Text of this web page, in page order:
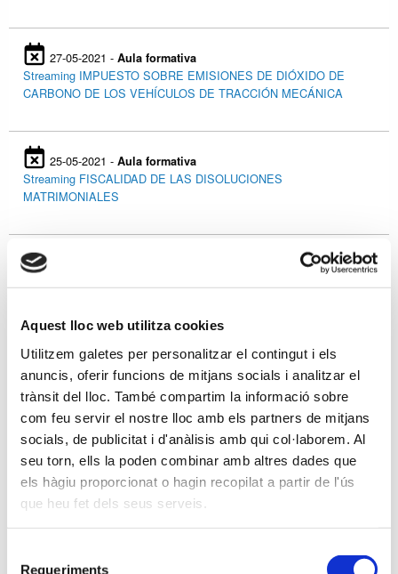
Aquest lloc web utilitza cookies
Utilitzem galetes per personalitzar el contingut i els
anuncis, oferir funcions de mitjans socials i analitzar el
trànsit del lloc. També compartim la informació sobre
com feu servir el nostre lloc amb els partners de mitjans
socials, de publicitat i d'anàlisis amb qui col·laborem. Al
seu torn, ells la poden combinar amb altres dades que
els hàgiu proporcionat o hagin recopilat a partir de l'ús
que heu fet dels seus serveis.
Requeriments
27-05-2021 - Aula formativa
Streaming IMPUESTO SOBRE EMISIONES DE DIÓXIDO DE
CARBONO DE LOS VEHÍCULOS DE TRACCIÓN MECÁNICA
25-05-2021 - Aula formativa
Streaming FISCALIDAD DE LAS DISOLUCIONES
MATRIMONIALES
20-05-2021 -
19-05-2021 - Aula formativa
Streaming ACTUACIÓN DE LA INSPECCIÓN DE TRABAJO Y
SEGURIDAD SOCIAL EN LOS ERTES COVID-19.
13-05-2021 - Aula formativa
Tomemos un café largo y charlemos de... INSOLVENCIAS EN IVA